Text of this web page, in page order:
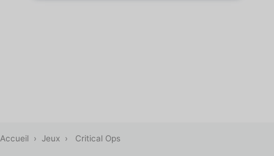
Accueil › Jeux › Critical Ops